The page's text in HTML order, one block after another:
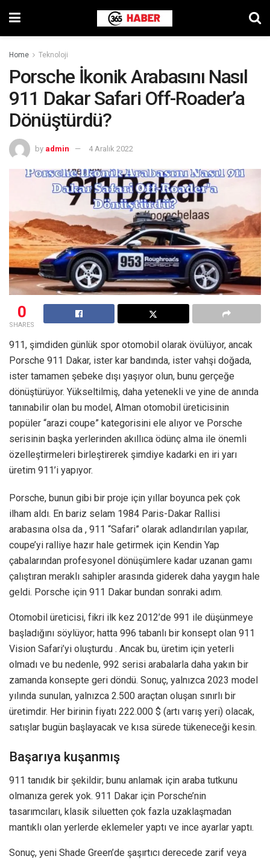
Home Teknoloji
Porsche İkonik Arabasını Nasıl
911 Dakar Safari Off-Roader’a
Dönüştürdü?
by admin 4 Aralık 2022
0
SHARES
911, şimdiden günlük spor otomobil olarak övülüyor, ancak
Porsche 911 Dakar, ister kar bandında, ister vahşi doğada,
ister tamamen şebeke dışı yaşıyor olun, bunu gerçeğe
dönüştürüyor. Yükseltilmiş, daha yetenekli ve yine de anında
tanınabilir olan bu model, Alman otomobil üreticisinin
popüler “arazi coupe” kategorisini ele alıyor ve Porsche
serisinin başka yerlerinden akıllıca ödünç alma ile önemli
özelleştirmeleri birleştirerek şimdiye kadarki en iri yarı
üretim 911’i yapıyor.
Porsche, bunun gibi bir proje için yıllar boyunca pek çok
ilham aldı. En bariz selam 1984 Paris-Dakar Rallisi
arabasına olsa da , 911 “Safari” olarak adlandırılan yapılar,
coupe’yi ralliye hazır hale getirmek için Kendin Yap
çabalarından profesyonel dönüşümlere kadar uzanan gamı ​​
çalıştıran meraklı sahipler arasında giderek daha yaygın hale
geldi. Porsche için 911 Dakar bundan sonraki adım.
Otomobil üreticisi, fikri ilk kez 2012’de 991 ile düşünmeye
başladığını söylüyor; hatta 996 tabanlı bir konsept olan 911
Vision Safari’yi oluşturdu . Ancak bu, üretim için yeterli
olmadı ve bu nedenle, 992 serisi arabalarla daha yakın bir
zamanda konsepte geri döndü. Sonuç, yalnızca 2023 model
yılında sunulan, yalnızca 2.500 araçtan oluşan sınırlı bir
üretimdir. Her birinin fiyatı 222.000 $ (artı varış yeri) olacak,
satışlar bugün başlayacak ve kısa sürede tükeneceği kesin.
Başarıya kuşanmış
911 tanıdık bir şekildir; bunu anlamak için araba tutkunu
olmanıza gerek yok. 911 Dakar için Porsche’nin
tasarımcıları, klasik siluetten çok fazla uzaklaşmadan
mantıklı olan yerlerde eklemeler yaptı ve ince ayarlar yaptı.
Sonuç, yeni Shade Green’de şaşırtıcı derecede zarif veya